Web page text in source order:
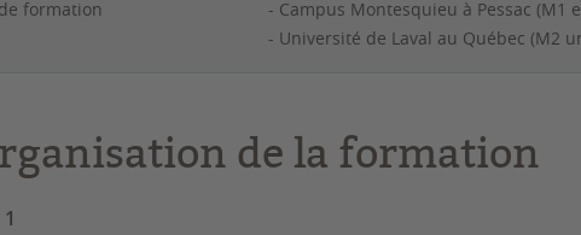
formation
- Campus Montesquieu à Pessac (M1
- Université de Laval au Québec (M2
de la formation